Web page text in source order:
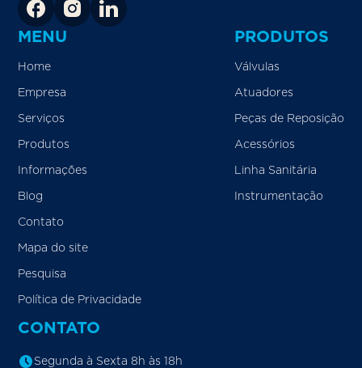
MENU
Home
Empresa
Serviços
Produtos
Informações
Blog
Contato
Mapa do site
Pesquisa
Política de Privacidade
PRODUTOS
Válvulas
Atuadores
Peças de Reposição
Acessórios
Linha Sanitária
Instrumentação
CONTATO
Segunda à Sexta 8h às 18h